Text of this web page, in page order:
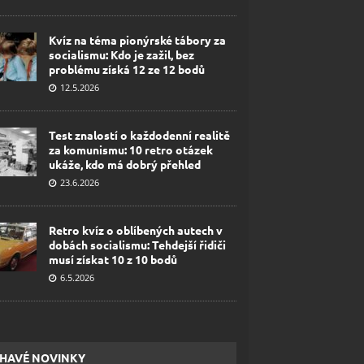
Kvíz na téma pionýrské tábory za
socialismu: Kdo je zažil, bez
problému získá 12 ze 12 bodů
12.5.2026
Test znalostí o každodenní realitě
za komunismu: 10 retro otázek
ukáže, kdo má dobrý přehled
23.6.2026
Retro kvíz o oblíbených autech v
dobách socialismu: Tehdejší řidiči
musí získat 10 z 10 bodů
6.5.2026
NOVINKY